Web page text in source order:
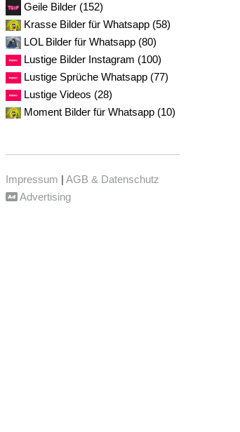
Geile Bilder (152)
Krasse Bilder für Whatsapp (58)
LOL Bilder für Whatsapp (80)
Lustige Bilder Instagram (100)
Lustige Sprüche Whatsapp (77)
Lustige Videos (28)
Moment Bilder für Whatsapp (10)
Impressum | AGB & Datenschutz
Advertising